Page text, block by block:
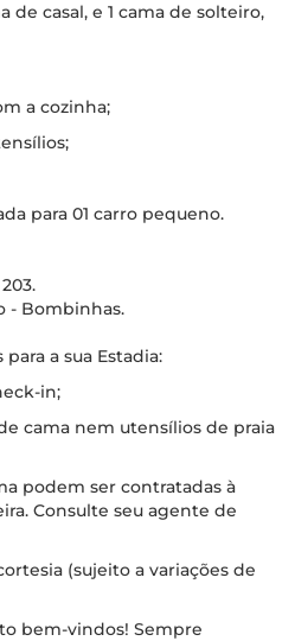
de casal, e 1 cama de solteiro,
a cozinha;
para 01 carro pequeno.
- Bombinhas.
a sua Estadia:
in;
cama nem utensílios de praia
podem ser contratadas à
Consulte seu agente de
(sujeito a variações de
bem-vindos! Sempre